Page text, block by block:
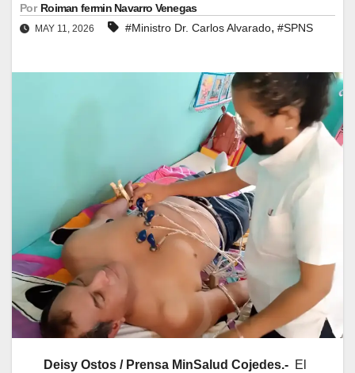
Por Roiman fermin Navarro Venegas
MAY 11, 2026 #Ministro Dr. Carlos Alvarado, #SPNS
Deisy Ostos / Prensa MinSalud Cojedes.- El